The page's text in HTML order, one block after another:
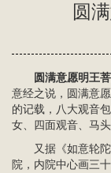
圆
圆满意愿明王
意经之说，圆满意
的记载，八大观音
女、四面观音、马
又据《如意轮
院，内院中心画三